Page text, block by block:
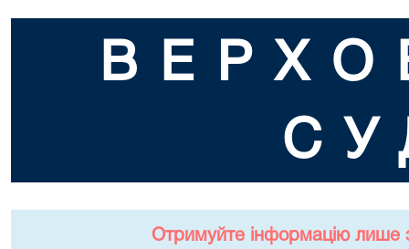
Отримуйте інформацію лише